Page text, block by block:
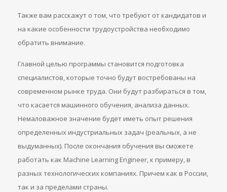
Также вам расскажут о том, что требуют от кандидатов и
на какие особенности трудоустройства необходимо
обратить внимание.
Главной целью программы становится подготовка
специалистов, которые точно будут востребованы на
современном рынке труда. Они будут разбираться в том,
что касается машинного обучения, анализа данных.
Немаловажное значение будет иметь опыт решения
определенных индустриальных задач (реальных, а не
выдуманных). После окончания обучения вы сможете
работать как Machine Learning Engineer, к примеру, в
разных технологических компаниях. Причем как в России,
так и за пределами страны.